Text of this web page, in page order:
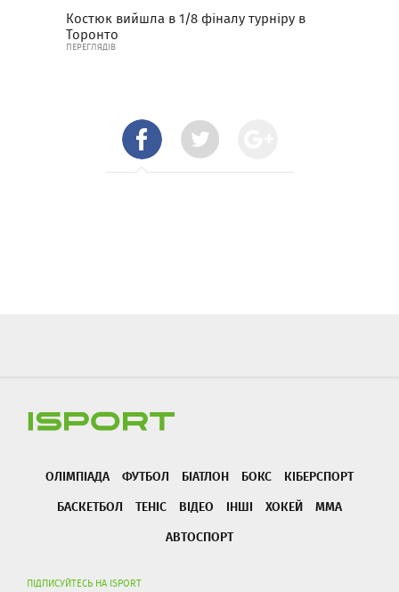
Костюк вийшла в 1/8 фіналу турніру в
Торонто
ПЕРЕГЛЯДІВ
ОЛІМПІАДА ФУТБОЛ БІАТЛОН БОКС
КІБЕРСПОРТ
БАСКЕТБОЛ
ТЕНІС ВІДЕО ІНШІ ХОКЕЙ
ММА
АВТОСПОРТ
ПІДПИСУЙТЕСЬ НА ISPORT